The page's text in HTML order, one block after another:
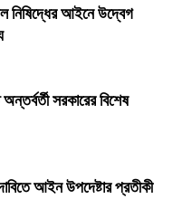
নিষিদ্ধের আইনে উদ্বেগ
সরকারের বিশেষ
আইন উপদেষ্টার প্রতীকী